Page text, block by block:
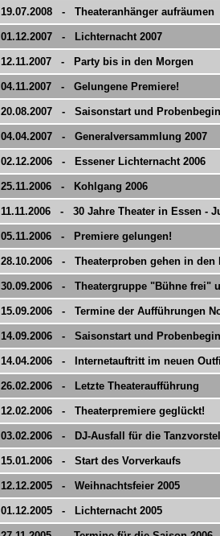
19.07.2008 - Theateranhänger aufräumen
01.12.2007 - Lichternacht 2007
12.11.2007 - Party bis in den Morgen
04.11.2007 - Gelungene Premiere!
20.08.2007 - Saisonstart und
04.04.2007 - Generalversammlung 2007
02.12.2006 - Essener Lichternacht 2006
25.11.2006 - Kohlgang 2006
11.11.2006 - 30 Jahre Theater in Essen -
05.11.2006 - Premiere gelungen!
28.10.2006 - Theaterproben gehen in den
30.09.2006 - Theatergruppe "Bühne frei"
15.09.2006 - Termine der Aufführungen
14.09.2006 - Saisonstart und
14.04.2006 - Internetauftritt im neuen
26.02.2006 - Letzte Theateraufführung
12.02.2006 - Theaterpremiere geglückt!
03.02.2006 - DJ-Ausfall für die
15.01.2006 - Start des Vorverkaufs
12.12.2005 - Weihnachtsfeier 2005
01.12.2005 - Lichternacht 2005